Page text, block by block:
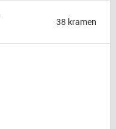
38 kramen